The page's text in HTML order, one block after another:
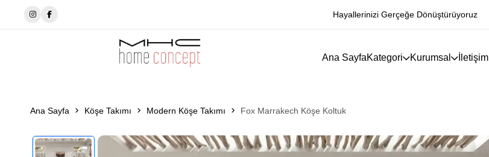
Hayallerinizi Gerçeğe Dönüştürüyoruz
Ana SayfaKategori Kurumsal İletişim
Ana Sayfa Köşe Takımı Modern Köşe Takımı Fox Marrakech Köşe Koltuk